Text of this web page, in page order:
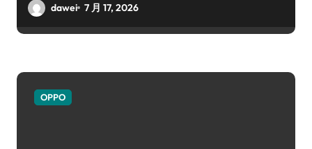
dawei 7 月 17, 2026
OPPO